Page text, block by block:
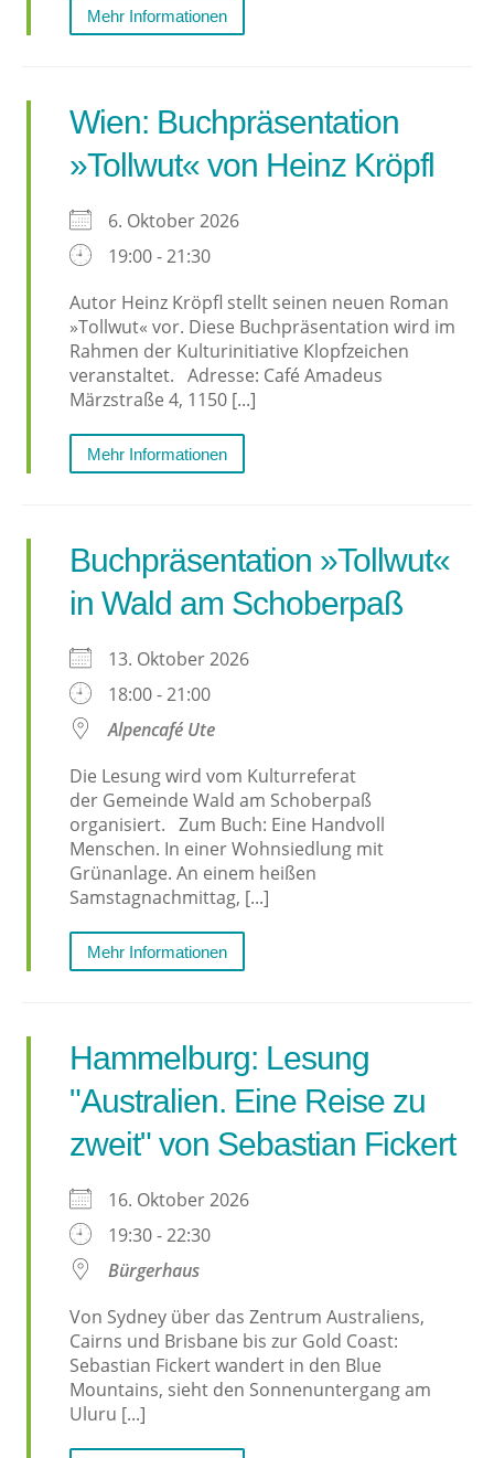
Mehr Informationen
Wien: Buchpräsentation
»Tollwut« von Heinz Kröpfl
6. Oktober 2026
19:00 - 21:30
Autor Heinz Kröpfl stellt seinen neuen Roman
»Tollwut« vor. Diese Buchpräsentation wird im
Rahmen der Kulturinitiative Klopfzeichen
veranstaltet. Adresse: Café Amadeus
Märzstraße 4, 1150 [...]
Mehr Informationen
Buchpräsentation »Tollwut«
in Wald am Schoberpaß
13. Oktober 2026
18:00 - 21:00
Alpencafé Ute
Die Lesung wird vom Kulturreferat
der Gemeinde Wald am Schoberpaß
organisiert. Zum Buch: Eine Handvoll
Menschen. In einer Wohnsiedlung mit
Grünanlage. An einem heißen
Samstagnachmittag, [...]
Mehr Informationen
Hammelburg: Lesung
"Australien. Eine Reise zu
zweit" von Sebastian Fickert
16. Oktober 2026
19:30 - 22:30
Bürgerhaus
Von Sydney über das Zentrum Australiens,
Cairns und Brisbane bis zur Gold Coast:
Sebastian Fickert wandert in den Blue
Mountains, sieht den Sonnenuntergang am
Uluru [...]